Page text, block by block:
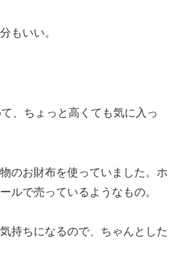
もいい。
、ちょっと高くても気に入っ
のお財布を使っていました。ホ
ルで売っているようなもの。
持ちになるので、ちゃんとした